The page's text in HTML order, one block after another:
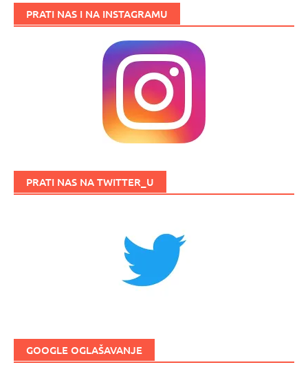
PRATI NAS I NA INSTAGRAMU
PRATI NAS NA TWITTER_U
GOOGLE OGLAŠAVANJE